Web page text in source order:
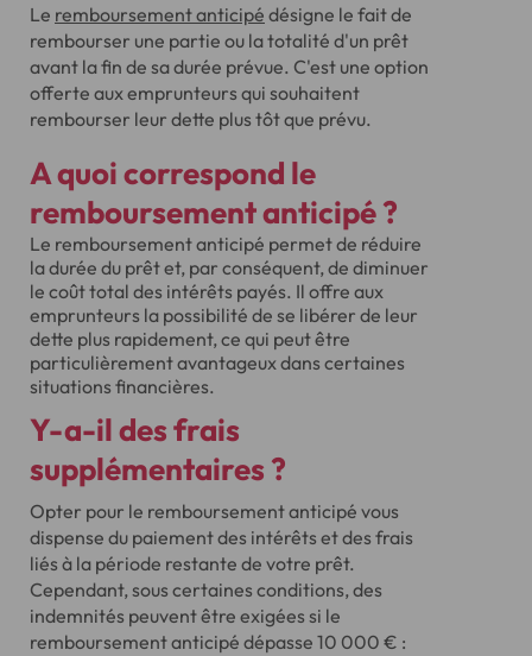
Le remboursement anticipé désigne le fait de
rembourser une partie ou la totalité d'un prêt
avant la fin de sa durée prévue. C'est une option
offerte aux emprunteurs qui souhaitent
rembourser leur dette plus tôt que prévu.
A quoi correspond le
remboursement anticipé ?
Le remboursement anticipé permet de réduire
la durée du prêt et, par conséquent, de diminuer
le coût total des intérêts payés. Il offre aux
emprunteurs la possibilité de se libérer de leur
dette plus rapidement, ce qui peut être
particulièrement avantageux dans certaines
situations financières.
Y-a-il des frais
supplémentaires ?
Opter pour le remboursement anticipé vous
dispense du paiement des intérêts et des frais
liés à la période restante de votre prêt.
Cependant, sous certaines conditions, des
indemnités peuvent être exigées si le
remboursement anticipé dépasse 10 000 € :